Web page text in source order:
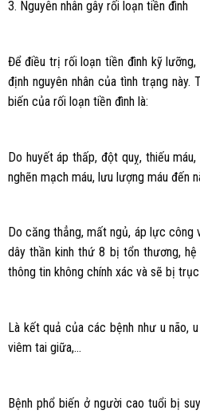
3. Nguyên nhân gây rối loạn tiền đình
Để điều trị rối loạn tiền đình kỹ
định nguyên nhân của tình trạng này.
biến của rối loạn tiền đình là:
Do huyết áp thấp, đột quỵ, thiếu
nghẽn mạch máu, lưu lượng máu đến
Do căng thẳng, mất ngủ, áp lực công
dây thần kinh thứ 8 bị tổn thương,
thông tin không chính xác và sẽ bị
Là kết quả của các bệnh như u não,
viêm tai giữa,…
Bệnh phổ biến ở người cao tuổi bị